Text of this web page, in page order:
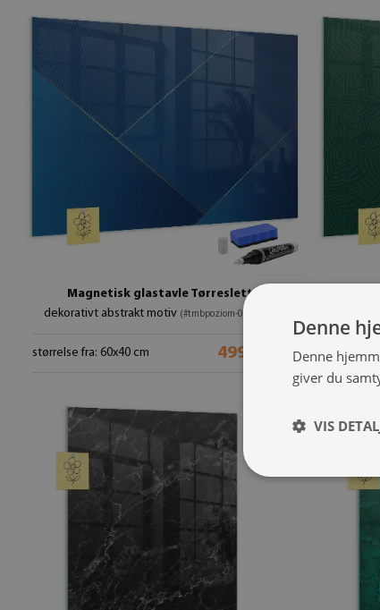
Magnetisk glastavle Tørreslette
dekorativt abstrakt motiv (#tmbpoziom-00088457)
størrelse fra: 60x40 cm 499.99 kr. størrelse
Denne
Denne
giver du
VIS